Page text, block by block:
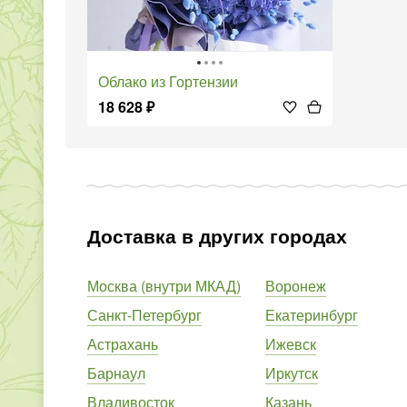
Облако из Гортензии
18 628₽
Доставка в других городах
Москва (внутри МКАД)
Санкт-Петербург
Астрахань
Барнаул
Владивосток
Воронеж
Екатеринбург
Ижевск
Иркутск
Казань